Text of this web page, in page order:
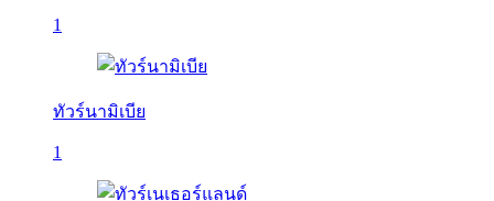
1
ทัวร์นามิเบีย
1